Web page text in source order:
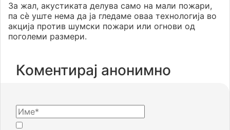
За жал, акустиката делува само на мали пожари,
па сè уште нема да ја гледаме оваа технологија во
акција против шумски пожари или огнови од
поголеми размери.
Коментирај анонимно